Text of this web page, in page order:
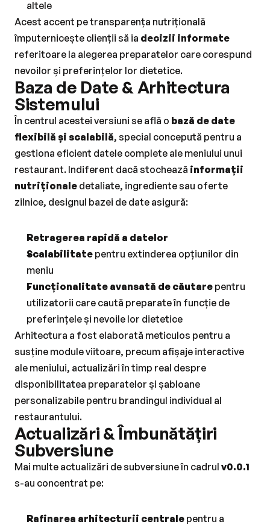
altele
Acest accent pe transparența nutrițională
împuternicește clienții să ia decizii informate
referitoare la alegerea preparatelor care corespund
nevoilor și preferințelor lor dietetice.
Baza de Date & Arhitectura
Sistemului
În centrul acestei versiuni se află o bază de date
flexibilă și scalabilă, special concepută pentru a
gestiona eficient datele complete ale meniului unui
restaurant. Indiferent dacă stochează informații
nutriționale detaliate, ingrediente sau oferte
zilnice, designul bazei de date asigură:
Retragerea rapidă a datelor
Scalabilitate pentru extinderea opțiunilor din
meniu
Funcționalitate avansată de căutare pentru
utilizatorii care caută preparate în funcție de
preferințele și nevoile lor dietetice
Arhitectura a fost elaborată meticulos pentru a
susține module viitoare, precum afișaje interactive
ale meniului, actualizări în timp real despre
disponibilitatea preparatelor și șabloane
personalizabile pentru brandingul individual al
restaurantului.
Actualizări & Îmbunătățiri
Subversiune
Mai multe actualizări de subversiune în cadrul v0.0.1
s-au concentrat pe:
Rafinarea arhitecturii centrale pentru a